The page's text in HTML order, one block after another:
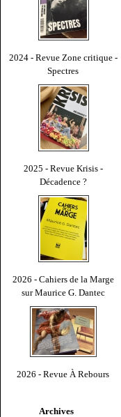
2024 - Revue Zone critique -
Spectres
2025 - Revue Krisis -
Décadence ?
2026 - Cahiers de la Marge
sur Maurice G. Dantec
2026 - Revue À Rebours
Archives